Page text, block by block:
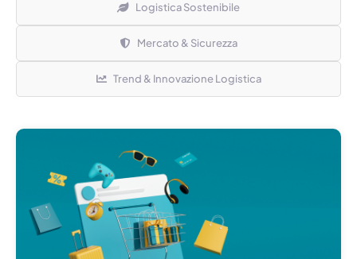
Logistica Sostenibile
Mercato & Sicurezza
Trend & Innovazione Logistica